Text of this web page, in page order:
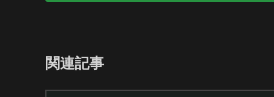
関連記事